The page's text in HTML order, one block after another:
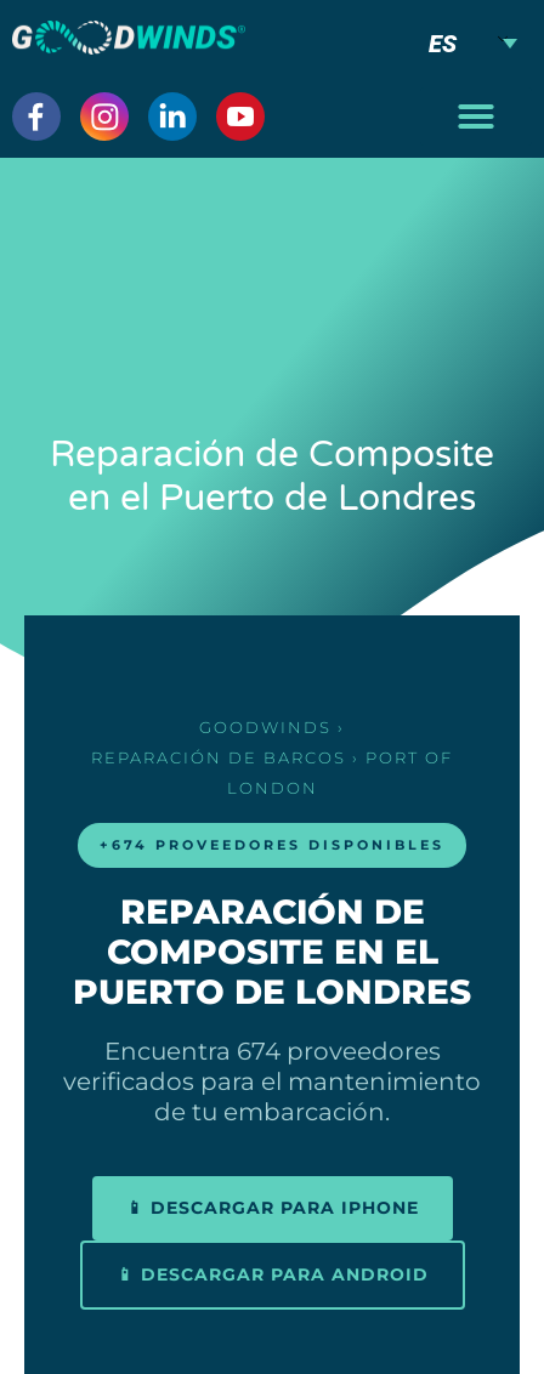
ES
Reparación de Composite
en el Puerto de Londres
GOODWINDS ›
REPARACIÓN DE BARCOS › PORT OF
LONDON
+674 PROVEEDORES DISPONIBLES
REPARACIÓN DE
COMPOSITE EN EL
PUERTO DE LONDRES
Encuentra 674 proveedores
verificados para el mantenimiento
de tu embarcación.
📱 DESCARGAR PARA IPHONE
📱 DESCARGAR PARA ANDROID